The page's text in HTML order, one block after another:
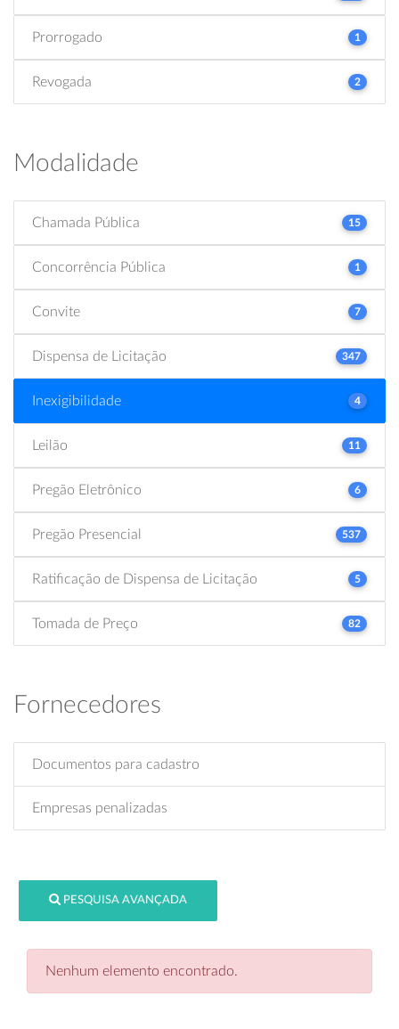
Prorrogado 1
Revogada 2
Modalidade
Chamada Pública 15
Concorrência Pública 1
Convite 7
Dispensa de Licitação 347
Inexigibilidade 4
Leilão 11
Pregão Eletrônico 6
Pregão Presencial 537
Ratificação de Dispensa de Licitação 5
Tomada de Preço 82
Fornecedores
Documentos para cadastro
Empresas penalizadas
PESQUISA AVANÇADA
Nenhum elemento encontrado.